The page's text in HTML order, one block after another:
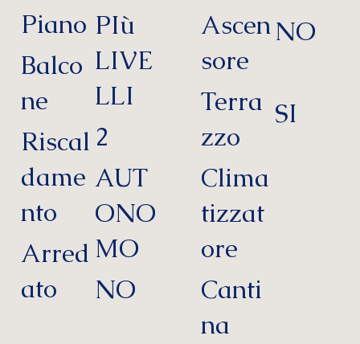
Piano
Balco
ne
Riscal
dame
nto
Arred
ato
PIù
LIVE
LLI
2
AUT
ONO
MO
NO
Ascen
sore
Terra
zzo
Clima
tizzat
ore
Canti
na
NO
SI